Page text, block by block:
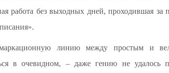
работа без выходных дней, проходившая
линию между простым и
в очевидном, – даже гению не